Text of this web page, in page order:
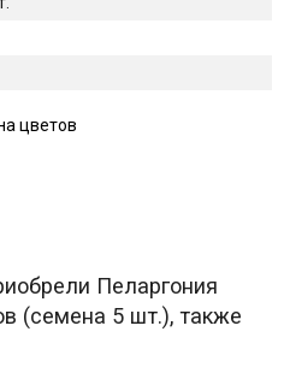
цветов
Пеларгония
(семена 5 шт.), также